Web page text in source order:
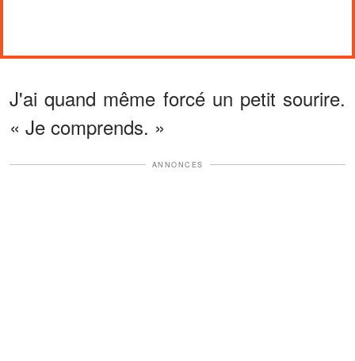
J'ai quand même forcé un petit sourire.
« Je comprends. »
ANNONCES